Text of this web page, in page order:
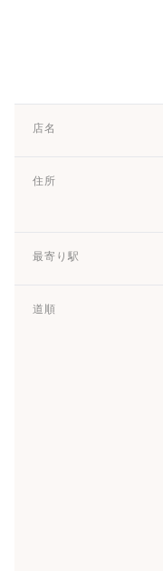
店名
住所
最寄り駅
道順